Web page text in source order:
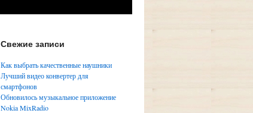
Свежие записи
Как выбрать качественные наушники
Лучший видео конвертер для
смартфонов
Обновилось музыкальное приложение
Nokia MixRadio